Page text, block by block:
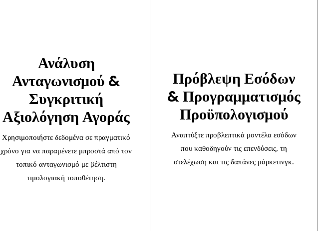
Ανάλυση
Ανταγωνισμού &
Συγκριτική
Αξιολόγηση Αγοράς
Χρησιμοποιήστε δεδομένα σε πραγματικό
χρόνο για να παραμένετε μπροστά από τον
τοπικό ανταγωνισμό με βέλτιστη
τιμολογιακή τοποθέτηση.
Πρόβλεψη Εσόδων
& Προγραμματισμός
Προϋπολογισμού
Αναπτύξτε προβλεπτικά μοντέλα εσόδων
που καθοδηγούν τις επενδύσεις, τη
στελέχωση και τις δαπάνες μάρκετινγκ.